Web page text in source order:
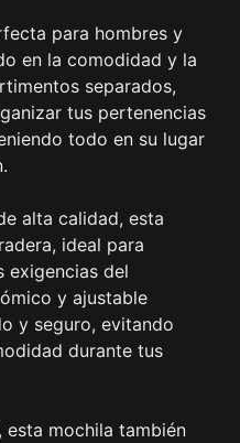
para hombres y
en la comodidad y la
separados,
tus pertenencias
todo en su lugar
alta calidad, esta
ideal para
exigencias del
y ajustable
y seguro, evitando
durante tus
mochila también